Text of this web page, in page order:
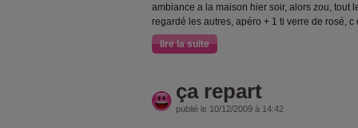
ambiance a la maison hier soir, alors zou, tout
regardé les autres, apéro + 1 ti verre de rosé, c
lire la suite
ça repart
publié le 10/12/2009 à 14:42